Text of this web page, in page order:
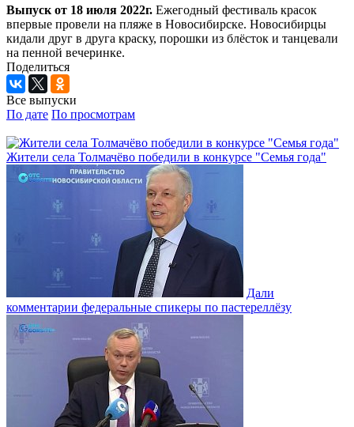
Выпуск от 18 июля 2022г. Ежегодный фестиваль красок
впервые провели на пляже в Новосибирске. Новосибирцы
кидали друг в друга краску, порошки из блёсток и танцевали
на пенной вечеринке.
Поделиться
Все выпуски
По дате По просмотрам
Жители села Толмачёво победили в конкурсе "Семья года"
Дали
комментарии федеральные спикеры по пастереллёзу